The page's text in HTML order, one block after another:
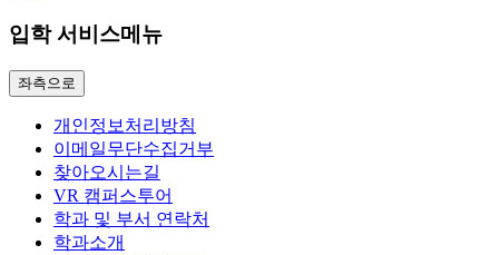
입학 서비스메뉴
좌측으로
개인정보처리방침
이메일무단수집거부
찾아오시는길
VR 캠퍼스투어
학과 및 부서 연락처
학과소개